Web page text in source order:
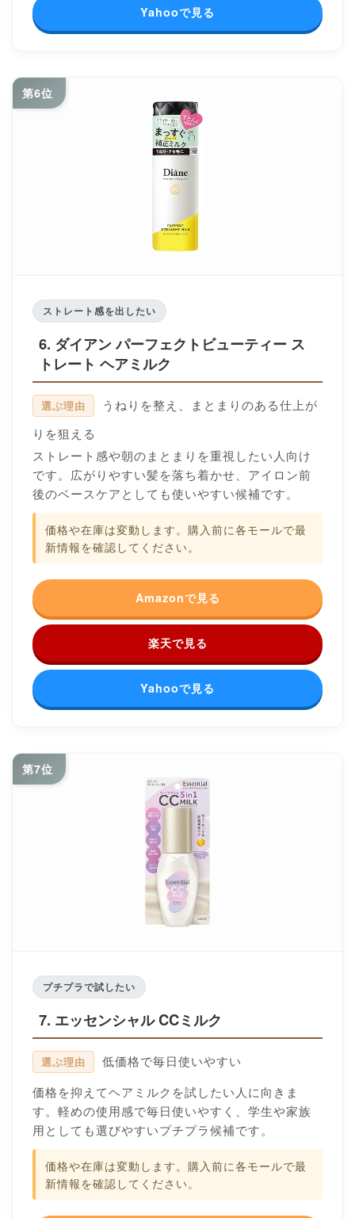
Yahooで見る
第6位
ストレート感を出したい
6. ダイアン パーフェクトビューティー ス
トレート ヘアミルク
選ぶ理由
うねりを整え、まとまりのある仕上が
りを狙える
ストレート感や朝のまとまりを重視したい人向け
です。広がりやすい髪を落ち着かせ、アイロン前
後のベースケアとしても使いやすい候補です。
価格や在庫は変動します。購入前に各モールで最
新情報を確認してください。
Amazonで見る
楽天で見る
Yahooで見る
第7位
プチプラで試したい
7. エッセンシャル CCミルク
選ぶ理由
低価格で毎日使いやすい
価格を抑えてヘアミルクを試したい人に向きま
す。軽めの使用感で毎日使いやすく、学生や家族
用としても選びやすいプチプラ候補です。
価格や在庫は変動します。購入前に各モールで最
新情報を確認してください。